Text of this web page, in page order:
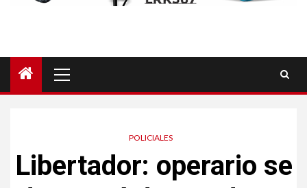
POLICIALES
Libertador: operario se